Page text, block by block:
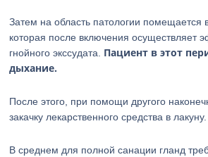
Затем на область патологии помещается
которая после включения осуществляет
гнойного экссудата. Пациент в этот
дыхание.
После этого, при помощи другого
закачку лекарственного средства в лакуну.
В среднем для полной санации гланд